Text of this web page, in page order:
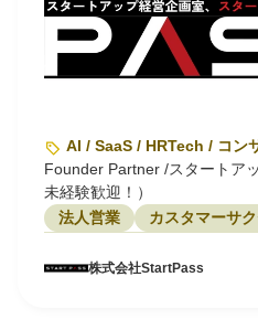
AI / SaaS / HRTech / コン
Founder Partner /スタートア
未経験歓迎！）
法人営業
カスタマーサ
株式会社StartPass